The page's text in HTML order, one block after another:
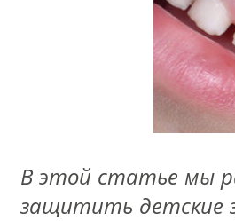
В этой статье мы
защитить детские